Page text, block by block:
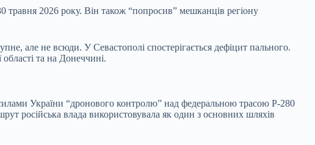
2026 року. Він також “попросив” мешканців регіону
але не всюди. У Севастополі спостерігається дефіцит пального.
та на Донеччині.
України “дронового контролю” над федеральною трасою Р-280
російська влада використовувала як один з основних шляхів